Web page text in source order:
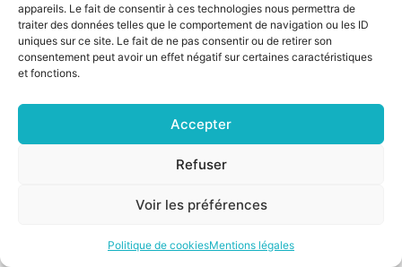
appareils. Le fait de consentir à ces technologies nous permettra de
traiter des données telles que le comportement de navigation ou les ID
uniques sur ce site. Le fait de ne pas consentir ou de retirer son
consentement peut avoir un effet négatif sur certaines caractéristiques
et fonctions.
Accepter
Refuser
Voir les préférences
Politique de cookiesMentions légales
Échanges sur la sécurité numérique des produits et sur
les rapports de l’OCDE : «Des politiques intelligentes pour